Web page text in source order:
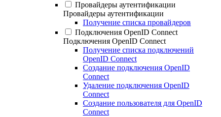
Провайдеры аутентификации
Провайдеры аутентификации
Получение списка провайдеров
Подключения OpenID Connect
Подключения OpenID Connect
Получение списка подключений
OpenID Connect
Создание подключения OpenID
Connect
Удаление подключения OpenID
Connect
Создание пользователя для OpenID
Connect